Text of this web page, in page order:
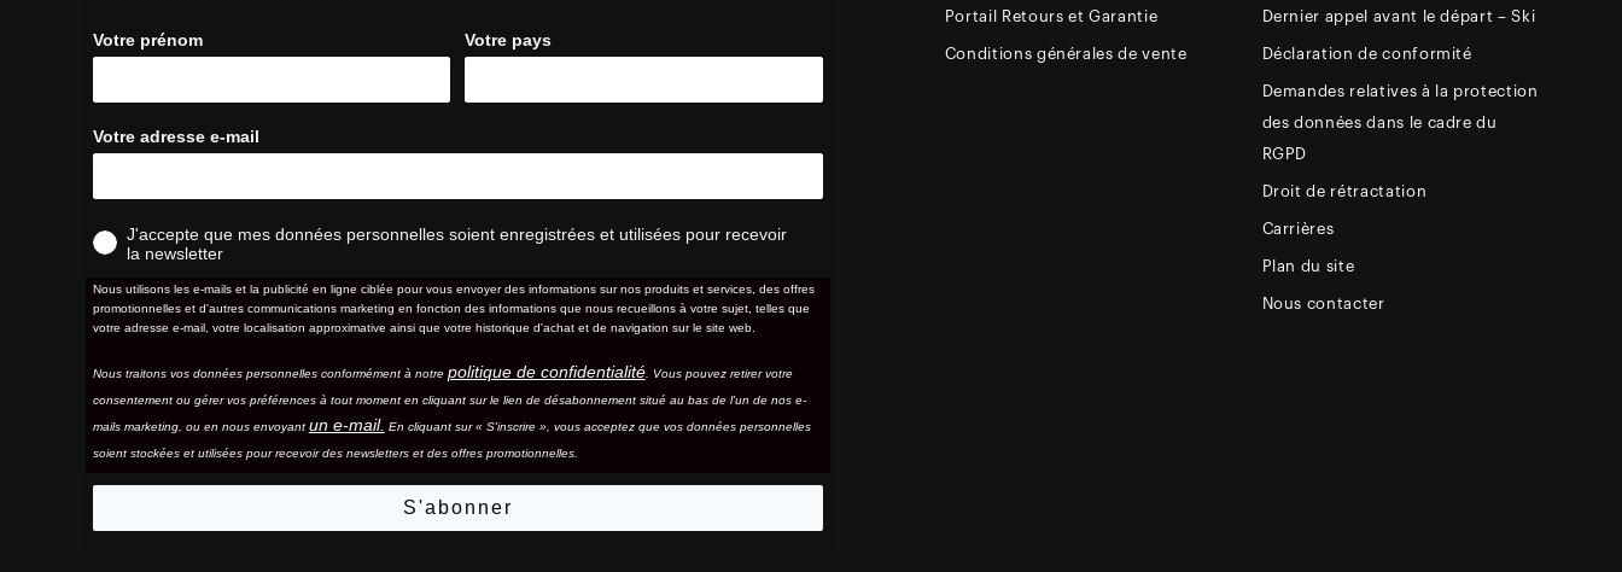
Votre prénom Votre pays
Votre adresse e-mail
J'accepte que mes données personnelles soient enregistrées et utilisées pour recevoir
la newsletter
Nous utilisons les e-mails et la publicité en ligne ciblée pour vous envoyer des informations sur nos produits et services, des offres
promotionnelles et d'autres communications marketing en fonction des informations que nous recueillons à votre sujet, telles que
votre adresse e-mail, votre localisation approximative ainsi que votre historique d'achat et de navigation sur le site web.
Nous traitons vos données personnelles conformément à notre politique de confidentialité. Vous pouvez retirer votre
consentement ou gérer vos préférences à tout moment en cliquant sur le lien de désabonnement situé au bas de l'un de nos e-
mails marketing, ou en nous envoyant un e-mail. En cliquant sur « S'inscrire », vous acceptez que vos données personnelles
soient stockées et utilisées pour recevoir des newsletters et des offres promotionnelles.
S'abonner
Portail Retours et Garantie
Conditions générales de vente
Dernier appel avant le départ – Ski
Déclaration de conformité
Demandes relatives à la protection
des données dans le cadre du
RGPD
Droit de rétractation
Carrières
Plan du site
Nous contacter